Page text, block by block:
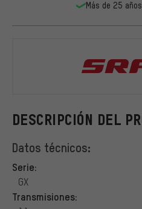
DESCRIPCIÓN DEL
Datos técnicos:
Serie:
GX
Transmisiones:
Más de 25